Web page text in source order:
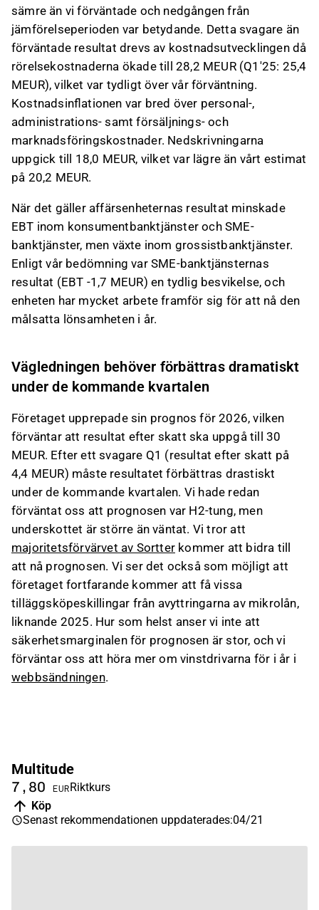
sämre än vi förväntade och nedgången från
jämförelseperioden var betydande. Detta svagare än
förväntade resultat drevs av kostnadsutvecklingen då
rörelsekostnaderna ökade till 28,2 MEUR (Q1'25: 25,4
MEUR), vilket var tydligt över vår förväntning.
Kostnadsinflationen var bred över personal-,
administrations- samt försäljnings- och
marknadsföringskostnader. Nedskrivningarna
uppgick till 18,0 MEUR, vilket var lägre än vårt estimat
på 20,2 MEUR.
När det gäller affärsenheternas resultat minskade
EBT inom konsumentbanktjänster och SME-
banktjänster, men växte inom grossistbanktjänster.
Enligt vår bedömning var SME-banktjänsternas
resultat (EBT -1,7 MEUR) en tydlig besvikelse, och
enheten har mycket arbete framför sig för att nå den
målsatta lönsamheten i år.
Vägledningen behöver förbättras dramatiskt
under de kommande kvartalen
Företaget upprepade sin prognos för 2026, vilken
förväntar att resultat efter skatt ska uppgå till 30
MEUR. Efter ett svagare Q1 (resultat efter skatt på
4,4 MEUR) måste resultatet förbättras drastiskt
under de kommande kvartalen. Vi hade redan
förväntat oss att prognosen var H2-tung, men
underskottet är större än väntat. Vi tror att
majoritetsförvärvet av Sortter kommer att bidra till
att nå prognosen. Vi ser det också som möjligt att
företaget fortfarande kommer att få vissa
tilläggsköpeskillingar från avyttringarna av mikrolån,
liknande 2025. Hur som helst anser vi inte att
säkerhetsmarginalen för prognosen är stor, och vi
förväntar oss att höra mer om vinstdrivarna för i år i
webbsändningen.
Multitude
7,80 EURRiktkurs
Köp
Senast rekommendationen uppdaterades:04/21